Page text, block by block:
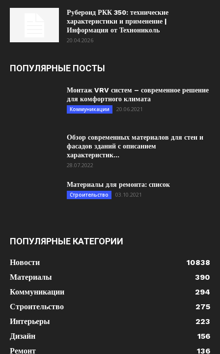
Рубероид РКК 350: технические
характеристики и применение |
Информация от Технониколь
20.04.2026
ПОПУЛЯРНЫЕ ПОСТЫ
Монтаж VRV систем – современное решение
для комфортного климата
Коммуникации 20.06.2021
Обзор современных материалов для стен и
фасадов зданий с описанием
характеристик...
28.07.2022
Материалы для ремонта: список
Строительство 03.10.2021
ПОПУЛЯРНЫЕ КАТЕГОРИИ
Новости
10838
Материалы
390
Коммуникации
294
Строительство
275
Интерьеры
223
Дизайн
156
Ремонт
136